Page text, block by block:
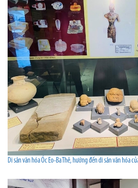
Di sản văn hóa Óc Eo-Ba Thê, hướng đến di sản văn hóa